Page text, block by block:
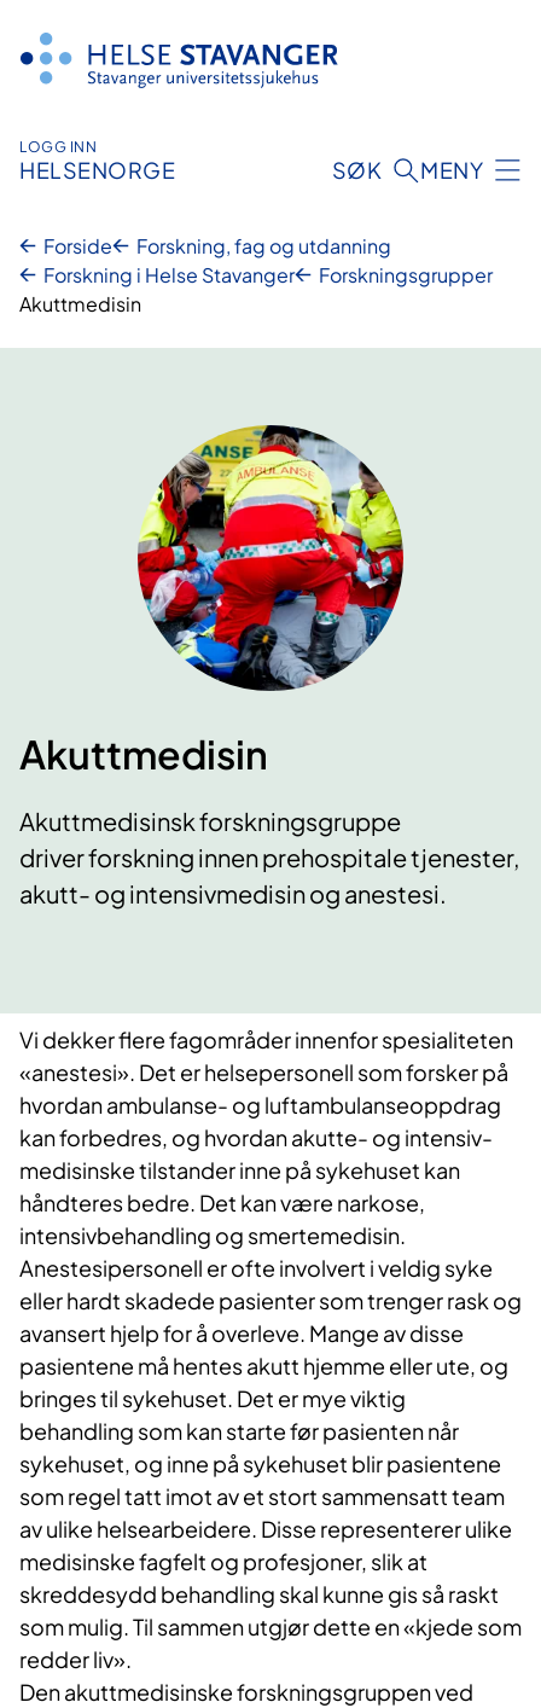
innhold
LOGG INN
HELSENORGE SØK MENY
Forside
Forskning, fag og utdanning
Forskning i Helse Stavanger
Forskningsgrupper
Akuttmedisin
Akuttmedisin
Akuttmedisinsk forskningsgruppe
driver forskning innen prehospitale tjenester,
akutt- og intensivmedisin og anestesi.
​Vi dekker flere fagområder innenfor spesialiteten
«anestesi». Det er helsepersonell som forsker på
hvordan ambulanse- og luftambulanseoppdrag
kan forbedres, og hvordan akutte- og intensiv-
medisinske tilstander inne på sykehuset kan
håndteres bedre. Det kan være narkose,
intensivbehandling og smertemedisin.
Anestesipersonell er ofte involvert i veldig syke
eller hardt skadede pasienter som trenger rask og
avansert hjelp for å overleve. Mange av disse
pasientene må hentes akutt hjemme eller ute, og
bringes til sykehuset. Det er mye viktig
behandling som kan starte før pasienten når
sykehuset, og inne på sykehuset blir pasientene
som regel tatt imot av et stort sammensatt team
av ulike helsearbeidere. Disse representerer ulike
medisinske fagfelt og profesjoner, slik at
skreddesydd behandling skal kunne gis så raskt
som mulig. Til sammen utgjør dette en «kjede som
redder liv».
Den akuttmedisinske forskningsgruppen ved